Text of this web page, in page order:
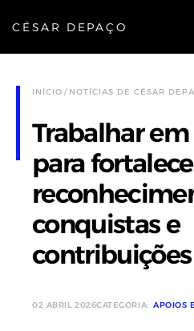
CÉSAR DEPAÇO
INÍCIO NOTÍCIAS DE CÉSAR
Trabalhar
para
conquistas e
02 ABRIL 2026CATEGORIA: APOIOS